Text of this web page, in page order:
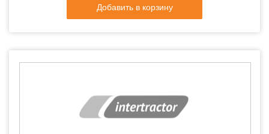
Добавить в корзину